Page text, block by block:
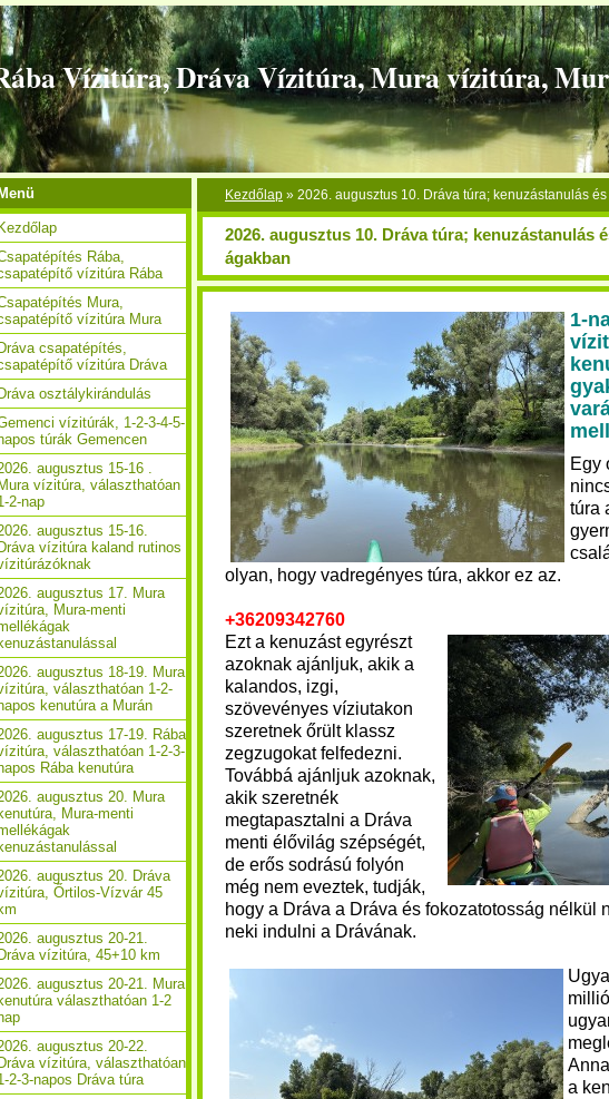
Vízitúra, Dráva Vízitúra, Mura vízitúra,
Kezdőlap » 2026. augusztus 10. Dráva túra; kenuzástanulás
2026. augusztus 10. Dráva túra; kenuzástanulás
ágakban
1-
Egy
túra
olyan, hogy vadregényes túra, akkor ez az.
+36209342760
Ezt a kenuzást egyrészt
azoknak ajánljuk, akik a
kalandos, izgi,
szövevényes víziutakon
szeretnek őrült klassz
zegzugokat felfedezni.
Továbbá ajánljuk azoknak,
akik szeretnék
megtapasztalni a Dráva
menti élővilág szépségét,
de erős sodrású folyón
még nem eveztek, tudják,
hogy a Dráva a Dráva és fokozatotosság nélkül
neki indulni a Drávának.
a
Kezdőlap
Rába,
vízitúra Rába
Mura,
vízitúra Mura
Dráva csapatépítés,
vízitúra Dráva
Dráva osztálykirándulás
vízitúrák, 1-2-3-4-5-
túrák Gemencen
augusztus 15-16 .
Mura vízitúra, választhatóan
2-nap
augusztus 15-16.
Dráva vízitúra kaland rutinos
augusztus 17. Mura
Mura-menti
kenuzástanulással
augusztus 18-19. Mura
választhatóan 1-2-
kenutúra a Murán
augusztus 17-19. Rába
választhatóan 1-2-3-
Rába kenutúra
augusztus 20. Mura
kenutúra, Mura-menti
kenuzástanulással
augusztus 20. Dráva
Őrtilos-Vízvár 45
km
augusztus 20-21.
Dráva vízitúra, 45+10 km
augusztus 20-21. Mura
kenutúra választhatóan 1-2
augusztus 20-22.
Dráva vízitúra, választhatóan
2-3-napos Dráva túra